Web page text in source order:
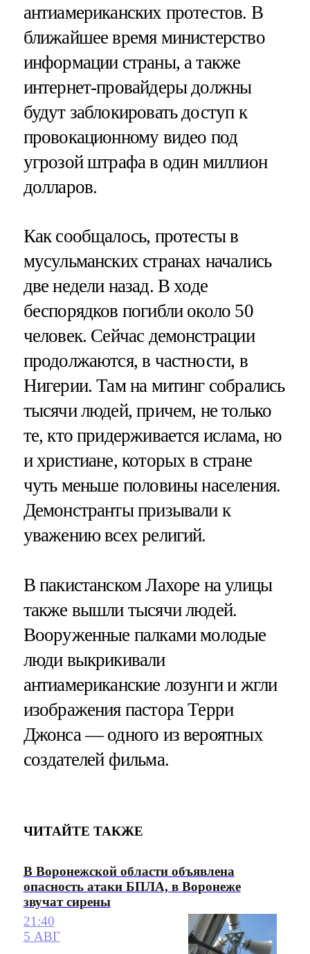
антиамериканских протестов. В
ближайшее время министерство
информации страны, а также
интернет-провайдеры должны
будут заблокировать доступ к
провокационному видео под
угрозой штрафа в один миллион
долларов.
Как сообщалось, протесты в
мусульманских странах начались
две недели назад. В ходе
беспорядков погибли около 50
человек. Сейчас демонстрации
продолжаются, в частности, в
Нигерии. Там на митинг собрались
тысячи людей, причем, не только
те, кто придерживается ислама, но
и христиане, которых в стране
чуть меньше половины населения.
Демонстранты призывали к
уважению всех религий.
В пакистанском Лахоре на улицы
также вышли тысячи людей.
Вооруженные палками молодые
люди выкрикивали
антиамериканские лозунги и жгли
изображения пастора Терри
Джонса — одного из вероятных
создателей фильма.
ЧИТАЙТЕ ТАКЖЕ
В Воронежской области объявлена
опасность атаки БПЛА, в Воронеже
звучат сирены
21:40
5 АВГ